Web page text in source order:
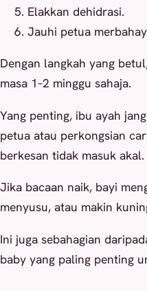
Elakkan dehidrasi.
Jauhi petua
Dengan langkah yang
masa 1–2 minggu sahaja.
Yang penting, ibu ayah
petua atau perkongsian
berkesan tidak masuk akal.
Jika bacaan naik, bayi
menyusu, atau makin
Ini juga sebahagian
baby yang paling penting